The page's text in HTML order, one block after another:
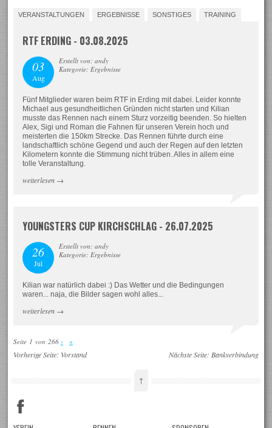
VERANSTALTUNGEN ERGEBNISSE SONSTIGES TRAINING
RTF ERDING - 03.08.2025
03
Aug
Erstellt von: andy
Kategorie: Ergebnisse
Fünf Mitglieder waren beim RTF in Erding mit dabei. Leider konnte
Michael aus gesundheitlichen Gründen nicht starten und Kilian
musste das Rennen nach einem Sturz vorzeitig beenden. So hielten
Alex, Sigi und Roman die Fahnen für unseren Verein hoch und
meisterten die 150km Strecke. Das Rennen führte durch eine
landschaftlich schöne Gegend und auch der Regen auf den letzten
Kilometern konnte die Stimmung nicht trüben. Alles in allem eine
tolle Veranstaltung.
weiterlesen →
YOUNGSTERS CUP KIRCHSCHLAG - 26.07.2025
26
Jul
Erstellt von: andy
Kategorie: Ergebnisse
Kilian war natürlich dabei :) Das Wetter und die Bedingungen
waren... naja, die Bilder sagen wohl alles...
weiterlesen →
Seite 1 von 266 › »
Vorherige Seite: Vorstand Nächste Seite: Bankverbindung
↑